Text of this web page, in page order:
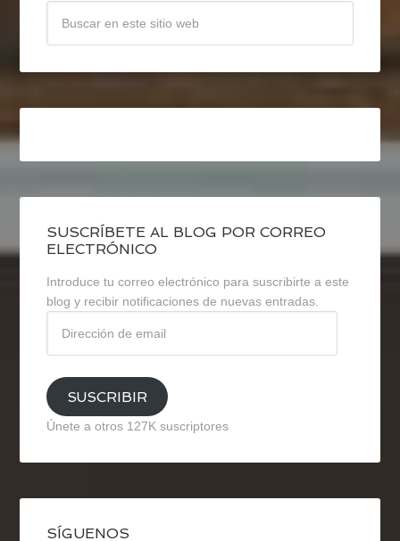
SUSCRÍBETE AL BLOG POR CORREO
ELECTRÓNICO
Introduce tu correo electrónico para suscribirte a este
blog y recibir notificaciones de nuevas entradas.
email
SUSCRIBIR
Únete a otros 127K suscriptores
SÍGUENOS